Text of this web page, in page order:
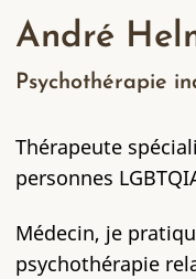
André
Psychothérapie
Thérapeute
personnes
Médecin, je
psychothérapie